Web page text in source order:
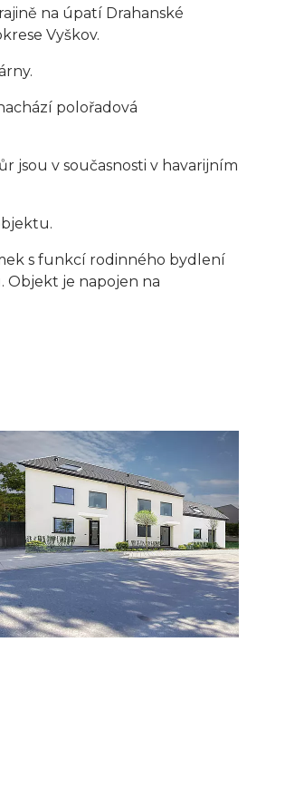
na úpatí Drahanské
Vyškov.
polořadová
jsou v současnosti v havarijním
s funkcí rodinného bydlení
Objekt je napojen na